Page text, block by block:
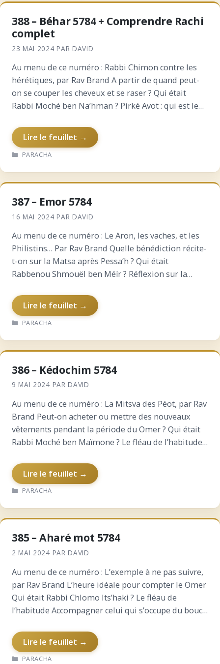
388 – Béhar 5784 + Comprendre Rachi
complet
23 MAI 2024 PAR DAVID
Au menu de ce numéro : Rabbi Chimon contre les
hérétiques, par Rav Brand A partir de quand peut-
on se couper les cheveux et se raser ? Qui était
Rabbi Moché ben Na’hman ? Pirké Avot : qui est le…
Lire le feuillet →
CATÉGORIES
PARACHA
387 – Emor 5784
16 MAI 2024 PAR DAVID
Au menu de ce numéro : Le Aron, les vaches, et les
Philistins… Par Rav Brand Quelle bénédiction récite-
t-on sur la Matsa après Pessa’h ? Qui était
Rabbenou Shmouël ben Méïr ? Réflexion sur la
Lire le feuillet →
CATÉGORIES
PARACHA
386 – Kédochim 5784
9 MAI 2024 PAR DAVID
Au menu de ce numéro : La Mitsva des Péot, par Rav
Brand Peut-on acheter ou mettre des nouveaux
vêtements pendant la période du Omer ? Qui était
Rabbi Moché ben Maïmone ? Le fléau de l’habitude :
Lire le feuillet →
CATÉGORIES
PARACHA
385 – Aharé mot 5784
2 MAI 2024 PAR DAVID
Au menu de ce numéro : L’exemple à ne pas suivre,
par Rav Brand L’heure idéale pour compter le Omer
Qui était Rabbi Chlomo Its’haki ? Le fléau de
l’habitude Accompagner celui qui s’occupe du bouc
Lire le feuillet →
CATÉGORIES
PARACHA